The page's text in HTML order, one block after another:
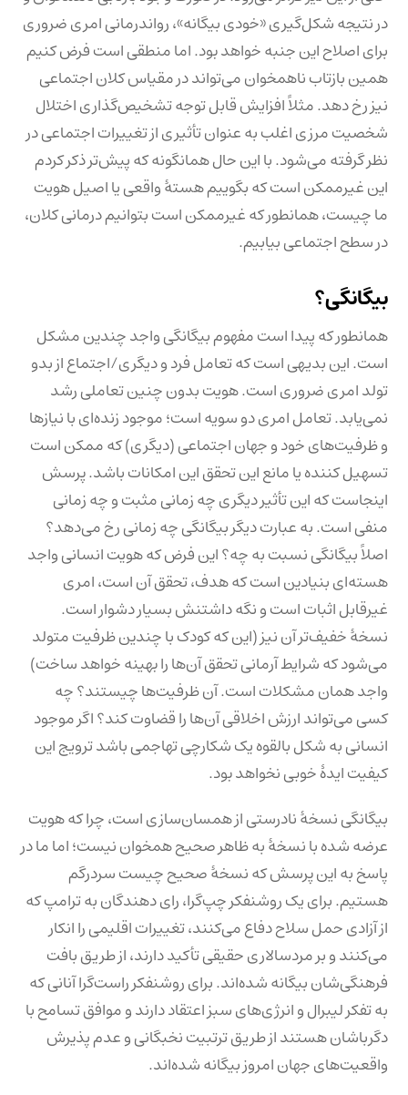
در نتیجه شکل‌گیری «خودی بیگانه»، رواندرمانی امری ضروری
برای اصلاح این جنبه خواهد بود. اما منطقی است فرض کنیم
همین بازتاب ناهمخوان می‌تواند در مقیاس کلان اجتماعی
نیز رخ دهد. مثلاً افزایش قابل توجه تشخیص‌گذاری اختلال
شخصیت مرزی اغلب به عنوان تأثیری از تغییرات اجتماعی در
نظر گرفته می‌شود. با این حال همانگونه که پیش‌تر ذکر کردم
این غیرممکن است که بگوییم هستهٔ واقعی یا اصیل هویت
ما چیست، همانطور که غیرممکن است بتوانیم درمانی کلان،
در سطح اجتماعی بیابیم.
بیگانگی؟
همانطور که پیدا است مفهوم بیگانگی واجد چندین مشکل
است. این بدیهی است که تعامل فرد و دیگری/اجتماع از بدو
تولد امری ضروری است. هویت بدون چنین تعاملی رشد
نمی‌یابد. تعامل امری دو سویه است؛ موجود زنده‌ای با نیازها
و ظرفیت‌های خود و جهان اجتماعی (دیگری) که ممکن است
تسهیل کننده یا مانع این تحقق این امکانات باشد. پرسش
اینجاست که این تأثیر دیگری چه زمانی مثبت و چه زمانی
منفی است. به عبارت دیگر بیگانگی چه زمانی رخ می‌دهد؟
اصلاً بیگانگی نسبت به چه؟ این فرض که هویت انسانی واجد
هسته‌ای بنیادین است که هدف، تحقق آن است، امری
غیرقابل اثبات است و نگه داشتنش بسیار دشوار است.
نسخهٔ خفیف‌تر آن نیز (این که کودک با چندین ظرفیت متولد
می‌شود که شرایط آرمانی تحقق آن‌ها را بهینه خواهد ساخت)
واجد همان مشکلات است. آن ظرفیت‌ها چیستند؟ چه
کسی می‌تواند ارزش اخلاقی آن‌ها را قضاوت کند؟ اگر موجود
انسانی به شکل بالقوه یک شکارچی تهاجمی باشد ترویج این
کیفیت ایدهٔ خوبی نخواهد بود.
بیگانگی نسخهٔ نادرستی از همسان‌سازی است، چرا که هویت
عرضه شده با نسخهٔ به ظاهر صحیح همخوان نیست؛ اما ما در
پاسخ به این پرسش که نسخهٔ صحیح چیست سردرگم
هستیم. برای یک روشنفکر چپ‌گرا، رای دهندگان به ترامپ که
از آزادی حمل سلاح دفاع می‌کنند، تغییرات اقلیمی را انکار
می‌کنند و بر مردسالاری حقیقی تأکید دارند، از طریق بافت
فرهنگی‌شان بیگانه شده‌اند. برای روشنفکر راست‌گرا آنانی که
به تفکر لیبرال و انرژی‌های سبز اعتقاد دارند و موافق تسامح با
دگرباشان هستند از طریق ترتبیت نخبگانی و عدم پذیرش
واقعیت‌های جهان امروز بیگانه شده‌اند.